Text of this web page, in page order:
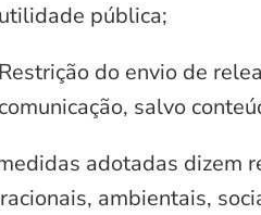
utilidade pública;
Restrição do envio de
comunicação, salvo
adotadas dizem
ambientais,